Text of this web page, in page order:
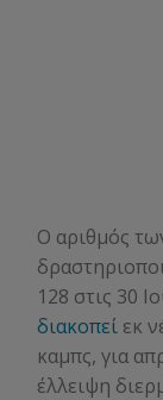
Ο αριθμός
128 στις 30
διακοπεί εκ
καμπς, για
έλλειψη